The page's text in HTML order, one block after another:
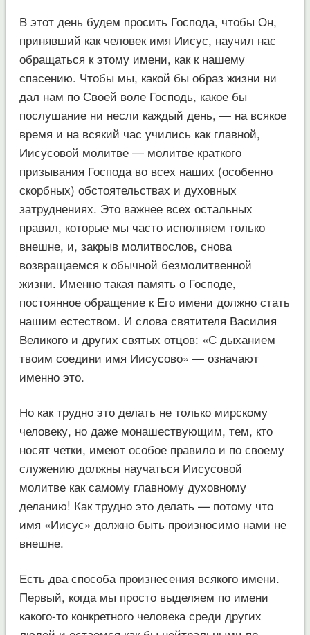
В этот день будем просить Господа, чтобы Он,
принявший как человек имя Иисус, научил нас
обращаться к этому имени, как к нашему
спасению. Чтобы мы, какой бы образ жизни ни
дал нам по Своей воле Господь, какое бы
послушание ни несли каждый день, — на всякое
время и на всякий час учились как главной,
Иисусовой молитве — молитве краткого
призывания Господа во всех наших (особенно
скорбных) обстоятельствах и духовных
затруднениях. Это важнее всех остальных
правил, которые мы часто исполняем только
внешне, и, закрыв молитвослов, снова
возвращаемся к обычной безмолитвенной
жизни. Именно такая память о Господе,
постоянное обращение к Его имени должно стать
нашим естеством. И слова святителя Василия
Великого и других святых отцов: «С дыханием
твоим соедини имя Иисусово» — означают
именно это.
Но как трудно это делать не только мирскому
человеку, но даже монашествующим, тем, кто
носят четки, имеют особое правило и по своему
служению должны научаться Иисусовой
молитве как самому главному духовному
деланию! Как трудно это делать — потому что
имя «Иисус» должно быть произносимо нами не
внешне.
Есть два способа произнесения всякого имени.
Первый, когда мы просто выделяем по имени
какого-то конкретного человека среди других